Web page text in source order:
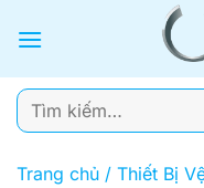
qua
dung
Tìm
kiếm:
Trang chủ / Thiết Bị